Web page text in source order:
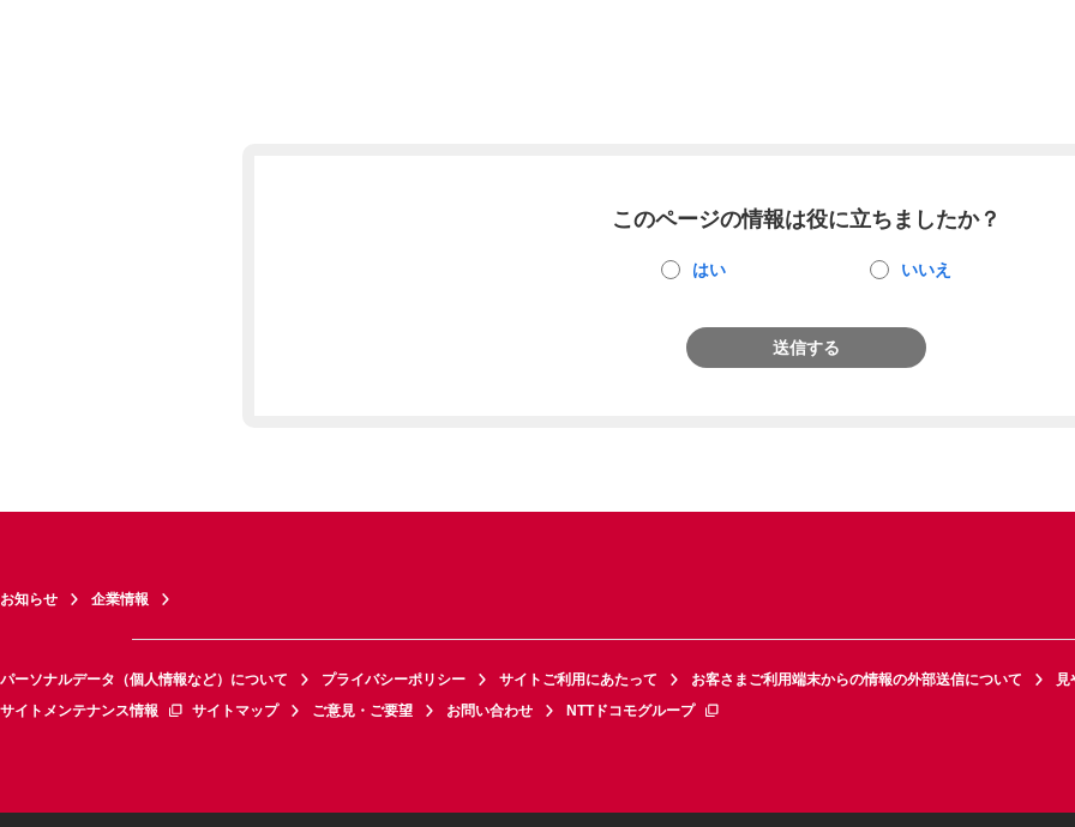
このページの情報は役に立ちましたか？
はい いいえ
送信する
お知らせ 企業情報
パーソナルデータ（個人情報など）について プライバシーポリシー サイトご利用にあたって お客さまご利用端末からの情報の外部送信について
見
サイトメンテナンス情報
サイトマップ ご意見・ご要望 お問い合わせ NTTドコモグループ